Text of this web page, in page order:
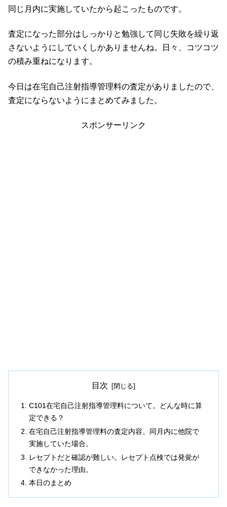
同じ月内に実施していたから起こったものです。
査定になった部分はしっかりと勉強して同じ失敗を繰り返
さないようにしていくしかありませんね。日々、コツコツ
の積み重ねになります。
今日は在宅自己注射指導管理料の査定がありましたので、
査定にならないようにまとめてみました。
スポンサーリンク
目次
C101在宅自己注射指導管理料について。どんな時に算
定できる？
在宅自己注射指導管理料の査定内容。同月内に他院で
実施していた場合。
レセプトだと確認が難しい。レセプト点検では発覚が
できなかった理由。
本日のまとめ